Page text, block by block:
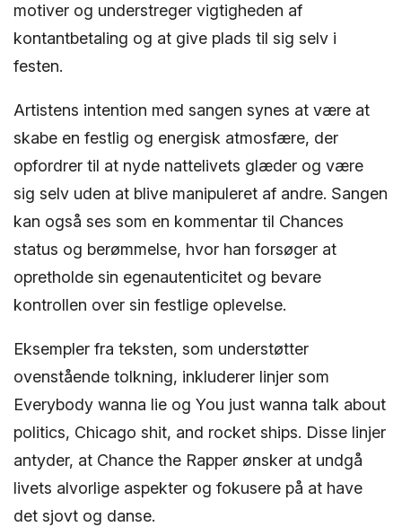
motiver og understreger vigtigheden af
kontantbetaling og at give plads til sig selv i
festen.
Artistens intention med sangen synes at være at
skabe en festlig og energisk atmosfære, der
opfordrer til at nyde nattelivets glæder og være
sig selv uden at blive manipuleret af andre. Sangen
kan også ses som en kommentar til Chances
status og berømmelse, hvor han forsøger at
opretholde sin egenautenticitet og bevare
kontrollen over sin festlige oplevelse.
Eksempler fra teksten, som understøtter
ovenstående tolkning, inkluderer linjer som
Everybody wanna lie og You just wanna talk about
politics, Chicago shit, and rocket ships. Disse linjer
antyder, at Chance the Rapper ønsker at undgå
livets alvorlige aspekter og fokusere på at have
det sjovt og danse.